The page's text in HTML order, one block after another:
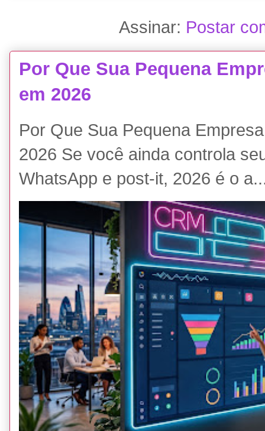
Assinar: Postar
Por Que Sua Pequena
em 2026
Por Que Sua Pequena
2026 Se você ainda controla
WhatsApp e post-it, 2026 é o